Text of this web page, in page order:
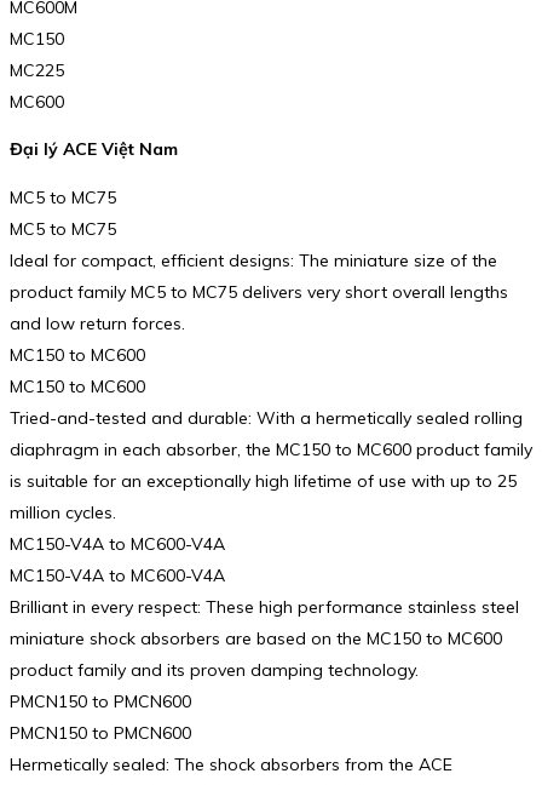
MC600M
MC150
MC225
MC600
Đại lý ACE Việt Nam
MC5 to MC75
MC5 to MC75
Ideal for compact, efficient designs: The miniature size of the
product family MC5 to MC75 delivers very short overall lengths
and low return forces.
MC150 to MC600
MC150 to MC600
Tried-and-tested and durable: With a hermetically sealed rolling
diaphragm in each absorber, the MC150 to MC600 product family
is suitable for an exceptionally high lifetime of use with up to 25
million cycles.
MC150-V4A to MC600-V4A
MC150-V4A to MC600-V4A
Brilliant in every respect: These high performance stainless steel
miniature shock absorbers are based on the MC150 to MC600
product family and its proven damping technology.
PMCN150 to PMCN600
PMCN150 to PMCN600
Hermetically sealed: The shock absorbers from the ACE